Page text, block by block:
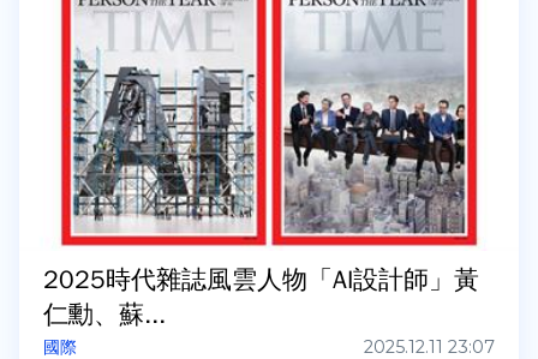
國際
2025時代雜誌風雲人物「AI設計師」黃
仁勳、蘇...
2025.12.11 23:07